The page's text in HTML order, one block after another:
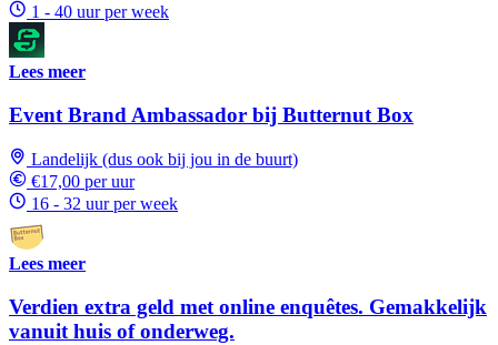
1 - 40 uur per week
Lees meer
Event Brand Ambassador bij Butternut Box
Landelijk (dus ook bij jou in de buurt)
€17,00 per uur
16 - 32 uur per week
Lees meer
Verdien extra geld met online enquêtes. Gemakkelijk
vanuit huis of onderweg.